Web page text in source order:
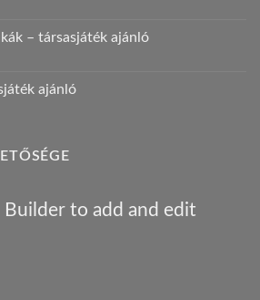
– társasjáték ajánló
ajánló
to add and edit